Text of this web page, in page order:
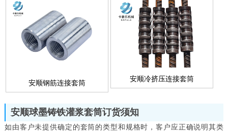
安顺钢筋连接套筒
安顺冷挤压连接套筒
安顺球墨铸铁灌浆套筒订货须知
如由客户未提供确定的套筒的类型和规格时，客户应正确说明其类